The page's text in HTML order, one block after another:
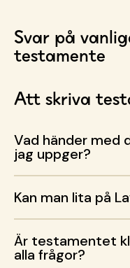
Svar på
testamente
Att skriva
Vad händer med
jag uppger?
Kan man lita på
Är testamentet
alla frågor?